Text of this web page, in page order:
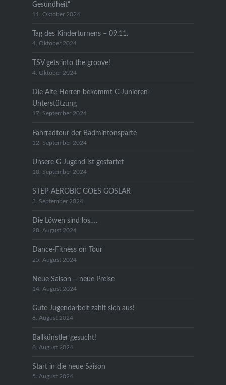
Gesundheit“
11. Oktober 2024
Tag des Kinderturnens – 09.11.
4. Oktober 2024
TSV gets into the groove!
4. Oktober 2024
Die Alte Herren bekommt C-Junioren-
Unterstützung
17. September 2024
Fahrradtour der Badmintonsparte
12. September 2024
Unsere G-Jugend ist gestartet
10. September 2024
STEP-AEROBIC GOES GOSLAR
3. September 2024
Die Löwen sind los….
28. August 2024
Dance-Fitness on Tour
25. August 2024
Neue Saison – neue Preise
14. August 2024
Gute Jugendarbeit zahlt sich aus!
8. August 2024
Ballkünstler gesucht!
8. August 2024
Start in die neue Saison
5. August 2024